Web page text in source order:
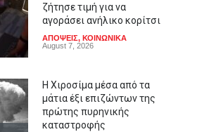
ζήτησε τιμή για να
αγοράσει ανήλικο κορίτσι
ΑΠΟΨΕΙΣ, ΚΟΙΝΩΝΙΚΑ
August 7, 2026
Η Χιροσίμα μέσα από τα
μάτια έξι επιζώντων της
πρώτης πυρηνικής
καταστροφής